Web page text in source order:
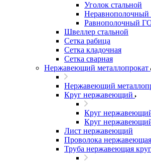
Уголок стальной
Равнополочный
Швеллер стальной
Сетка рабица
Сетка кладочная
Сетка сварная
Нержавеющий металлопрокат
Нержавеющий
Круг нержавеющий
Круг
Круг
Лист нержавеющий
Проволока нержавеющая
Труба нержавеющая